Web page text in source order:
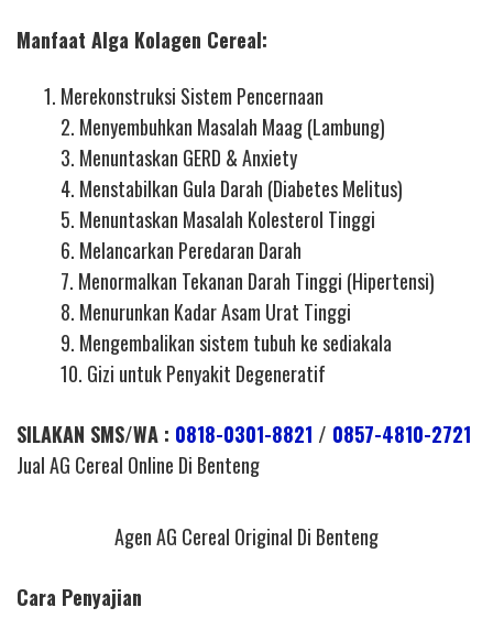
Manfaat Alga Kolagen Cereal:
Merekonstruksi Sistem Pencernaan
2. Menyembuhkan Masalah Maag (Lambung)
3. Menuntaskan GERD & Anxiety
4. Menstabilkan Gula Darah (Diabetes Melitus)
5. Menuntaskan Masalah Kolesterol Tinggi
6. Melancarkan Peredaran Darah
7. Menormalkan Tekanan Darah Tinggi (Hipertensi)
8. Menurunkan Kadar Asam Urat Tinggi
9. Mengembalikan sistem tubuh ke sediakala
10. Gizi untuk Penyakit Degeneratif
SILAKAN SMS/WA : 0818-0301-8821 / 0857-4810-2721
Jual AG Cereal Online Di Benteng
Agen AG Cereal Original Di Benteng
Cara Penyajian